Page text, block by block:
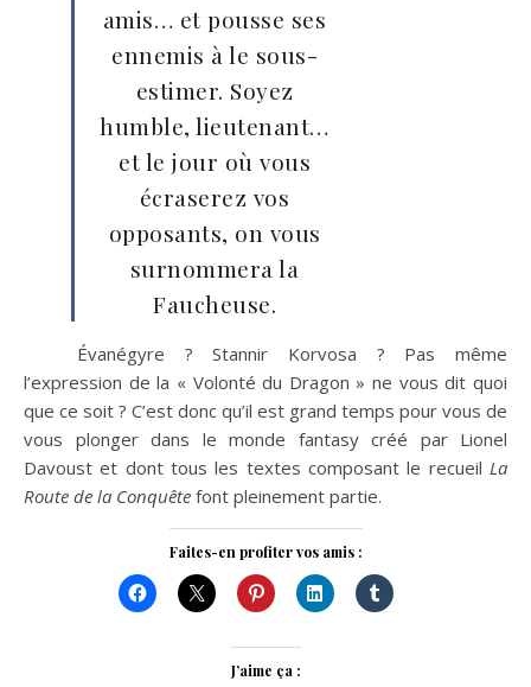
amis… et pousse ses
ennemis à le sous-
estimer. Soyez
humble, lieutenant…
et le jour où vous
écraserez vos
opposants, on vous
surnommera la
Faucheuse.
Évanégyre ? Stannir Korvosa ? Pas même
l’expression de la « Volonté du Dragon » ne vous dit quoi
que ce soit ? C’est donc qu’il est grand temps pour vous de
vous plonger dans le monde fantasy créé par Lionel
Davoust et dont tous les textes composant le recueil La
Route de la Conquête font pleinement partie.
Faites-en profiter vos amis :
J’aime ça :